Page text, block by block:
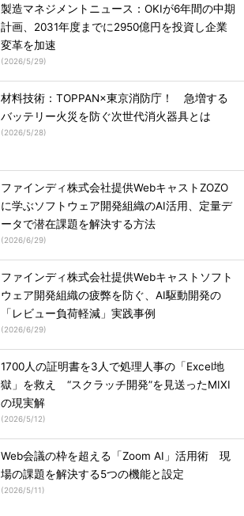
製造マネジメントニュース：OKIが6年間の中期
計画、2031年度までに2950億円を投資し企業
変革を加速
(2026/5/29)
材料技術：TOPPAN×東京消防庁！ 急増する
バッテリー火災を防ぐ次世代消火器具とは
(2026/5/28)
ファインディ株式会社提供WebキャストZOZO
に学ぶソフトウェア開発組織のAI活用、定量デ
ータで潜在課題を解決する方法
(2026/6/29)
ファインディ株式会社提供Webキャストソフト
ウェア開発組織の疲弊を防ぐ、AI駆動開発の
「レビュー負荷軽減」実践事例
(2026/6/29)
1700人の証明書を3人で処理人事の「Excel地
獄」を救え “スクラッチ開発”を見送ったMIXI
の現実解
(2026/5/12)
Web会議の枠を超える「Zoom AI」活用術 現
場の課題を解決する5つの機能と設定
(2026/5/11)